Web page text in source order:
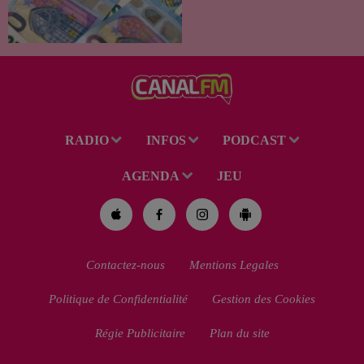
RADIO INFOS PODCAST
AGENDA JEU
Contactez-nous Mentions Legales
Politique de Confidentialité Gestion des Cookies
Régie Publicitaire Plan du site